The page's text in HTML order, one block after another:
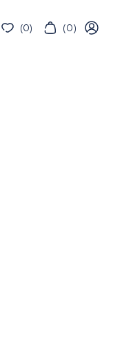
(0) (0)